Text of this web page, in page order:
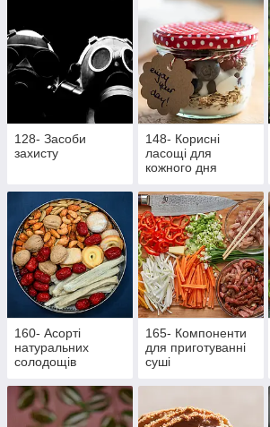
128- Засоби
захисту
148- Корисні
ласощі для
кожного дня
160- Асорті
натуральних
солодощів
165- Компоненти
для приготуванні
суші